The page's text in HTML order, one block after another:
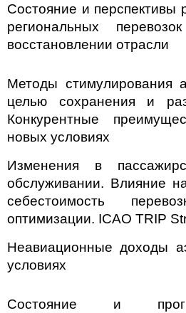
Состояние и перспективы
региональных
восстановлении отрасли
Методы стимулирования
целью сохранения и
Конкурентные
новых условиях
Изменения в
обслуживании. Влияние
себестоимость
оптимизации. ICAO TRIP
Неавиационные доходы
условиях
Состояние и